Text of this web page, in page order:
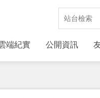
端紀實 公開資訊